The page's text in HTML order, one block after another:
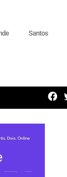
Santos